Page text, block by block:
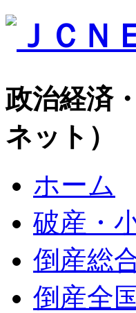
政治経済
ネット）
ホーム
破産・
倒産総
倒産全国